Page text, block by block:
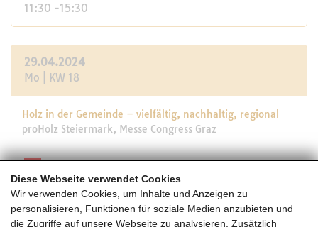
Diese Webseite verwendet Cookies
Wir verwenden Cookies, um Inhalte und Anzeigen zu
personalisieren, Funktionen für soziale Medien anzubieten und
die Zugriffe auf unsere Webseite zu analysieren. Zusätzlich
11:30 -15:30
29.04.2024
Mo | KW 18
Holz in der Gemeinde – vielfältig, nachhaltig, regional
proHolz Steiermark, Messe Congress Graz
STMK
11:30